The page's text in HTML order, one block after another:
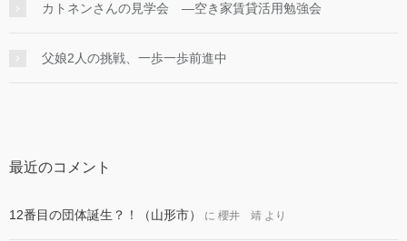
カトネンさんの見学会 ―空き家賃貸活用勉強会
父娘2人の挑戦、一歩一歩前進中
最近のコメント
12番目の団体誕生？！（山形市） に 櫻井 靖 より